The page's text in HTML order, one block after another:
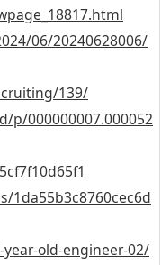
06/20240628006/
139/
000000007.000052
old-engineer-02/